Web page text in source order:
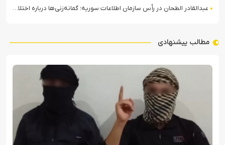
عبدالقادر الطحان در رأس سازمان اطلاعات سوریه؛ گمانه‌زنی‌ها درباره اختلافات در ساختار امنیتی
مطالب پیشنهادی